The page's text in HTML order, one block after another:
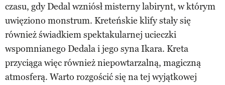
czasu, gdy Dedal wzniósł misterny labirynt, w którym
uwięziono monstrum. Kreteńskie klify stały się
również świadkiem spektakularnej ucieczki
wspomnianego Dedala i jego syna Ikara. Kreta
przyciąga więc również niepowtarzalną, magiczną
atmosferą. Warto rozgościć się na tej wyjątkowej